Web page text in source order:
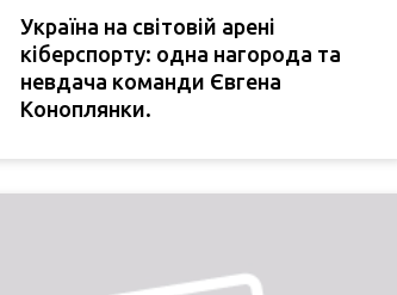
Україна на світовій арені
кіберспорту: одна нагорода та
невдача команди Євгена
Коноплянки.